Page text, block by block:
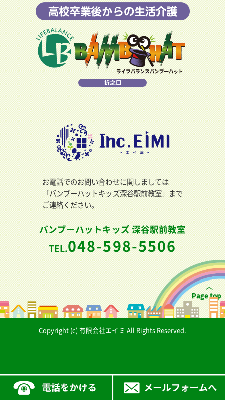
折之口
お電話でのお問い合わせに関しましては
「バンブーハットキッズ深谷駅前教室」まで
ご連絡ください。
バンブーハットキッズ 深谷駅前教室
TEL.048-598-5506
Copyright (c) 有限会社エイミ All Rights Reserved.